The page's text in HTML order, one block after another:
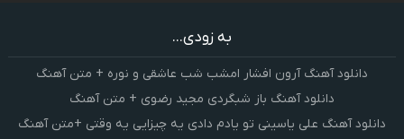
به زودی...
دانلود آهنگ آرون افشار امشب شب عاشقی و نوره + متن آهنگ
دانلود آهنگ باز شبگردی مجید رضوی + متن آهنگ
دانلود آهنگ علی یاسینی تو یادم دادی یه چیزایی یه وقتی +متن آهنگ